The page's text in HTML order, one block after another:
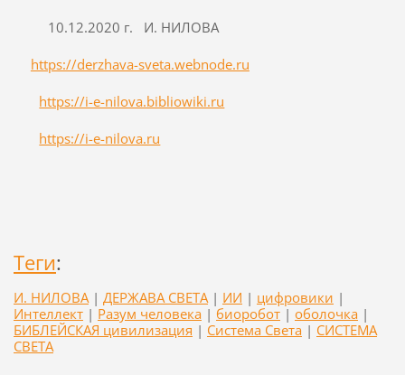
10.12.2020 г. И. НИЛОВА
https://derzhava-sveta.webnode.ru
https://i-e-nilova.bibliowiki.ru
https://i-e-nilova.ru
Теги:
И. НИЛОВА | ДЕРЖАВА СВЕТА | ИИ | цифровики |
Интеллект | Разум человека | биоробот | оболочка |
БИБЛЕЙСКАЯ цивилизация | Система Света | СИСТЕМА
СВЕТА